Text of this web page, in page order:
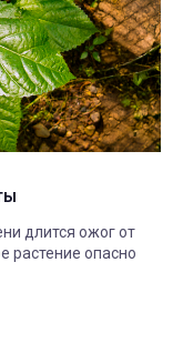
длится ожог от
растение опасно